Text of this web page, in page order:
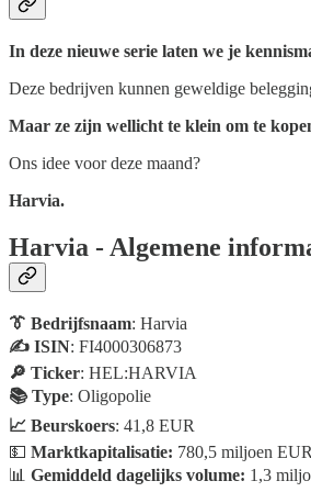
In deze nieuwe serie laten we je
Deze bedrijven kunnen geweldige
Maar ze zijn wellicht te klein om te
Ons idee voor deze maand?
Harvia.
Harvia - Algemene
👔 Bedrijfsnaam: Harvia
✍️ ISIN: FI4000306873
🔎 Ticker: HEL:HARVIA
📚 Type: Oligopolie
📈 Beurskoers: 41,8 EUR
💵 Marktkapitalisatie: 780,5 miljoen EUR
📊 Gemiddeld dagelijks volume: 1,3